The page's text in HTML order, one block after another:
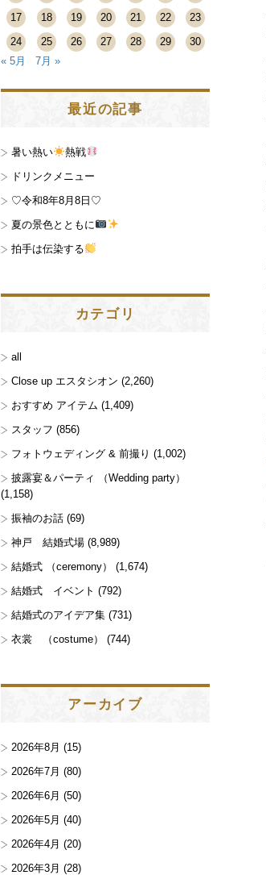
17
18 19 20 21 22
23
24
25 26 27 28 29
30
« 5月
7月 »
最近の記事
暑い熱い
熱戦
ドリンクメニュー
♡令和8年8月8日♡
夏の景色とともに
拍手は伝染する
カテゴリ
all
Close up エスタシオン (2,260)
おすすめ アイテム (1,409)
スタッフ (856)
フォトウェディング & 前撮り (1,002)
披露宴＆パーティ （Wedding party）
(1,158)
振袖のお話 (69)
神戸 結婚式場 (8,989)
結婚式 （ceremony）
(1,674)
結婚式 イベント (792)
結婚式のアイデア集 (731)
衣裳 （costume）
(744)
アーカイブ
2026年8月 (15)
2026年7月 (80)
2026年6月 (50)
2026年5月 (40)
2026年4月 (20)
2026年3月 (28)